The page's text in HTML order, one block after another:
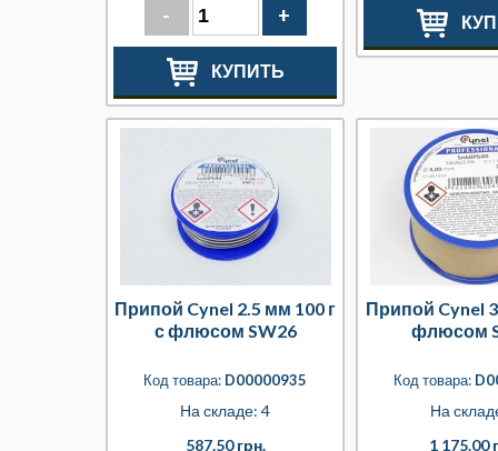
- +
КУПИТЬ
Припой Cynel 2.5 мм 100 г
с флюсом SW26
Код товара: D00000935
На складе: 4
587.50 грн.
Припой Cynel
флюсом
Код товара:
На
1 175.00